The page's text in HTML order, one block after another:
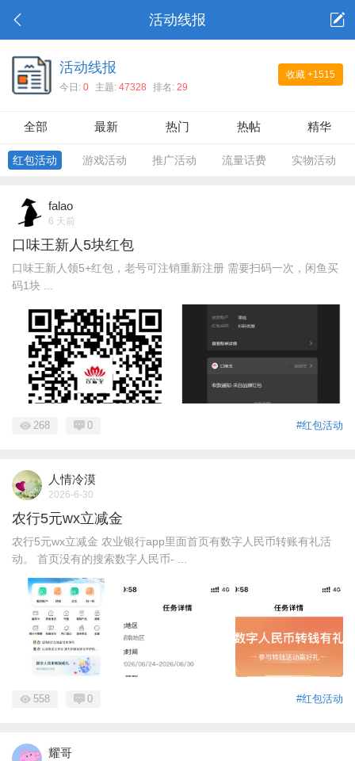
活动线报
收藏 +1515
活动线报
今日: 0 主题: 47328 排名: 29
全部 最新 热门 热帖 精华
红包活动 游戏活动 推广活动 流量话费 实物活动
falao
6 天前
口味王新人5块红包
口味王新人领5+红包，老号可注销重新注册 需要扫码一次，闲鱼买
码1块 ...
#红包活动
268 0
人情冷漠
2026-6-30
农行5元wx立减金
农行5元wx立减金 农业银行app里面首页有数字人民币转账有礼活
动。 首页没有的搜索数字人民币- ...
#红包活动
558 0
耀哥